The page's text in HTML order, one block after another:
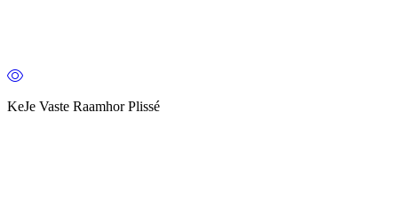
KeJe Vaste Raamhor Plissé